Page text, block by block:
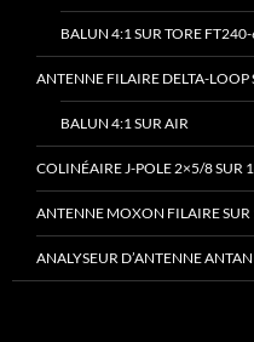
BALUN 4:1 SUR TORE
ANTENNE FILAIRE DELTA-
BALUN 4:1 SUR AIR
COLINÉAIRE J-POLE 2×5/8 SUR
ANTENNE MOXON FILAIRE SUR
ANALYSEUR D’ANTENNE